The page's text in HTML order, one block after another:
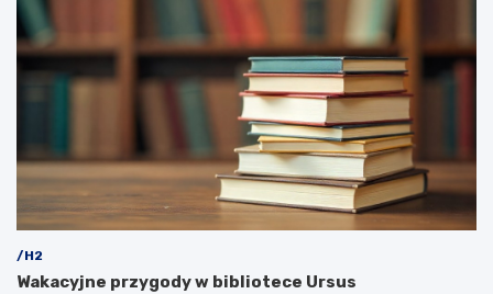
/H2
Wakacyjne przygody w bibliotece Ursus